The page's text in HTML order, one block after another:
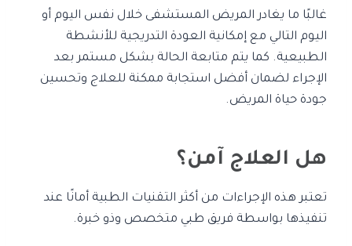
غالبًا ما يغادر المريض المستشفى خلال نفس اليوم أو
اليوم التالي مع إمكانية العودة التدريجية للأنشطة
الطبيعية. كما يتم متابعة الحالة بشكل مستمر بعد
الإجراء لضمان أفضل استجابة ممكنة للعلاج وتحسين
جودة حياة المريض.
هل العلاج آمن؟
تعتبر هذه الإجراءات من أكثر التقنيات الطبية أمانًا عند
تنفيذها بواسطة فريق طبي متخصص وذو خبرة.